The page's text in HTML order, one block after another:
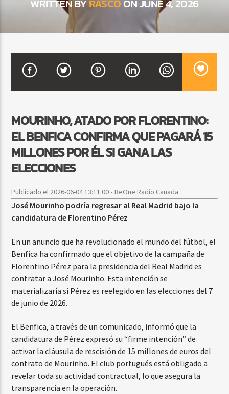
FIESTA DJ MIX
9:00 PM 12:00 AM
Beone Radio
WRITTEN BYRASCOON JUNE 4, 2026
MOURINHO, ATADO POR FLORENTINO:
EL BENFICA CONFIRMA QUE PAGARÁ 15
MILLONES POR ÉL SI GANA LAS
ELECCIONES
Publicado el 2026-06-04 13:11:00 • BeOne Radio Canada
José Mourinho podría regresar al Real Madrid bajo la
candidatura de Florentino Pérez
En un anuncio que ha revolucionado el mundo del fútbol, el
Benfica ha confirmado que el objetivo de la campaña de
Florentino Pérez para la presidencia del Real Madrid es
contratar a José Mourinho. Esta intención se
materializaría si Pérez es reelegido en las elecciones del 7
de junio de 2026.
El Benfica, a través de un comunicado, informó que la
candidatura de Pérez expresó su “firme intención” de
activar la cláusula de rescisión de 15 millones de euros del
contrato de Mourinho. El club portugués está obligado a
revelar toda su actividad contractual, lo que asegura la
transparencia en la operación.